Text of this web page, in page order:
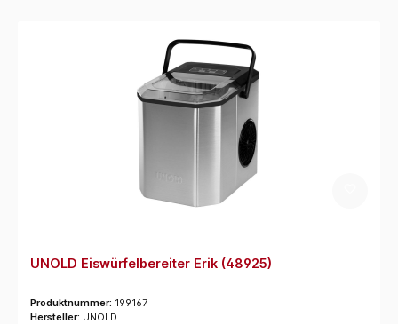
UNOLD Eiswürfelbereiter Erik (48925)
Produktnummer: 199167
Hersteller: UNOLD